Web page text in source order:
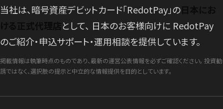
当社は、暗号資産デビットカード「RedotPay」の
として、 日本のお客様向けに RedotPay
のご紹介・申込サポート・運用相談を提供しています。
掲載情報は執筆時点のものであり、最新の運営公表情報を必ずご確認ください。 投資勧
誘ではなく、選択肢の提示と中立的な情報提供を目的としています。